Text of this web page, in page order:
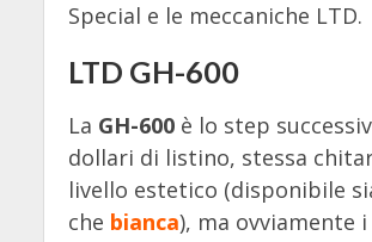
Special e le meccaniche LTD.
LTD GH-600
La GH-600è lo step
dollari di listino, stessa
livello estetico (disponibile
che bianca), ma ovviamente